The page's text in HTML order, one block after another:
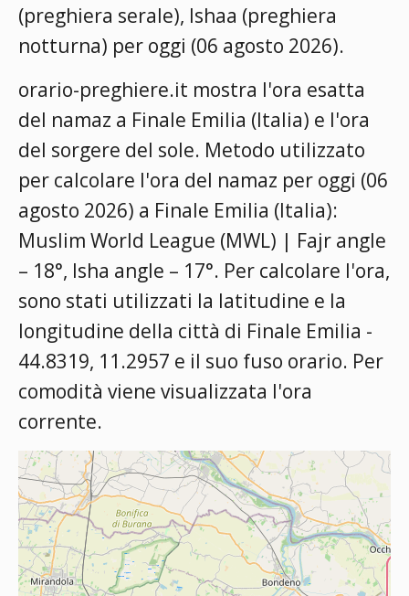
(preghiera serale), Ishaa (preghiera
notturna) per oggi (06 agosto 2026).
orario-preghiere.it mostra l'ora esatta
del namaz a Finale Emilia (Italia) e l'ora
del sorgere del sole. Metodo utilizzato
per calcolare l'ora del namaz per oggi (06
agosto 2026) a Finale Emilia (Italia):
Muslim World League (MWL) | Fajr angle
– 18°, Isha angle – 17°. Per calcolare l'ora,
sono stati utilizzati la latitudine e la
longitudine della città di Finale Emilia -
44.8319, 11.2957 e il suo fuso orario. Per
comodità viene visualizzata l'ora
corrente.